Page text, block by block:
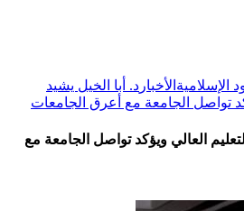
الإسلامية الأخبار د. أبا الخيل يشيد
تواصل الجامعة مع أعرق الجامعات
العالي ويؤكد تواصل الجامعة مع